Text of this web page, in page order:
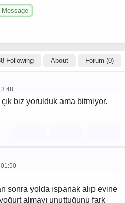
Contact
- English
Message
Following About Forum (0)
biz yorulduk ama bitmiyor.
sonra yolda ıspanak alıp evine
almayı unuttuğunu fark